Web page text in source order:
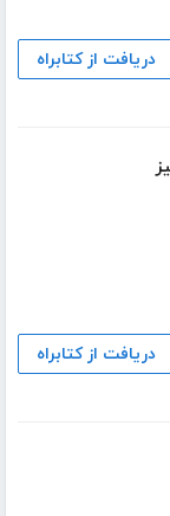
دریافت از کتابراه
دریافت از کتابراه